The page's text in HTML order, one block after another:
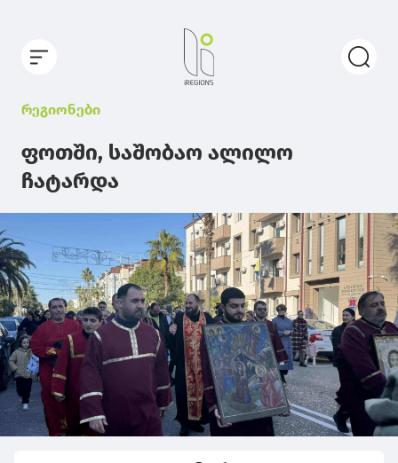
რეგიონები
ფოთში, საშობაო ალილო
ჩატარდა